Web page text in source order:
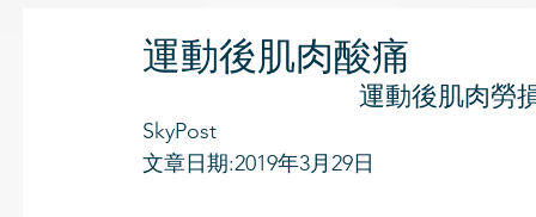
運動後肌肉酸痛
運動後肌肉勞
SkyPost
文章日期:2019年3月29日